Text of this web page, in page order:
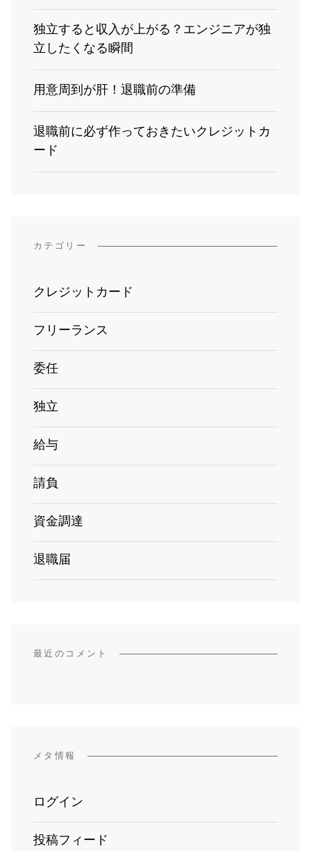
独立すると収入が上がる？エンジニアが独
立したくなる瞬間
用意周到が肝！退職前の準備
退職前に必ず作っておきたいクレジットカ
ード
カテゴリー
クレジットカード
フリーランス
委任
独立
給与
請負
資金調達
退職届
最近のコメント
メタ情報
ログイン
投稿フィード